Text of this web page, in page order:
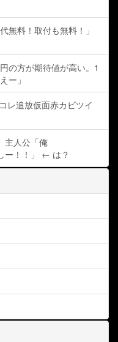
無料！取付も無料！」
の方が期待値が高い。1
ー」
レ追放仮面赤カビツイ
人公「俺
ー！！」 ← は？